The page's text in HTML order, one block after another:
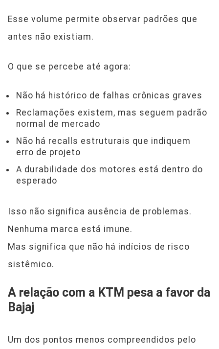
Esse volume permite observar padrões que
antes não existiam.
O que se percebe até agora:
Não há histórico de falhas crônicas graves
Reclamações existem, mas seguem padrão
normal de mercado
Não há recalls estruturais que indiquem
erro de projeto
A durabilidade dos motores está dentro do
esperado
Isso não significa ausência de problemas.
Nenhuma marca está imune.
Mas significa que não há indícios de risco
sistêmico.
A relação com a KTM pesa a favor da
Bajaj
Um dos pontos menos compreendidos pelo